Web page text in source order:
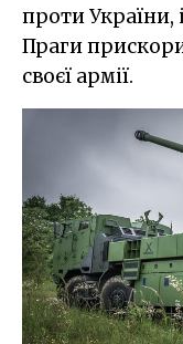
проти України,
Праги
своєї армії.